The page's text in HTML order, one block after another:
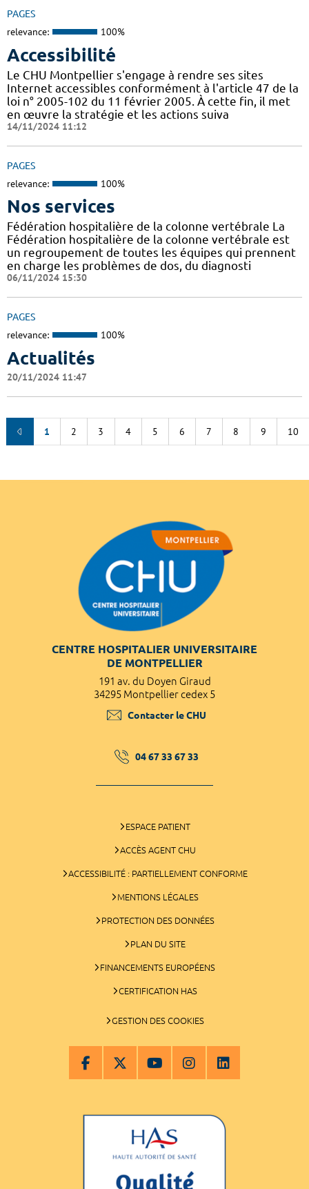
PAGES
relevance: 100%
Accessibilité
Le CHU Montpellier s'engage à rendre ses sites
Internet accessibles conformément à l'article 47 de la
loi n° 2005-102 du 11 février 2005. À cette fin, il met
en œuvre la stratégie et les actions suiva
14/11/2024 11:12
PAGES
relevance: 100%
Nos services
Fédération hospitalière de la colonne vertébrale La
Fédération hospitalière de la colonne vertébrale est
un regroupement de toutes les équipes qui prennent
en charge les problèmes de dos, du diagnosti
06/11/2024 15:30
PAGES
relevance: 100%
Actualités
20/11/2024 11:47
1 2 3 4 5 6 7 8 9 10
CENTRE HOSPITALIER UNIVERSITAIRE
DE MONTPELLIER
191 av. du Doyen Giraud
34295 Montpellier cedex 5
Contacter le CHU
04 67 33 67 33
ESPACE PATIENT
ACCÈS AGENT CHU
ACCESSIBILITÉ : PARTIELLEMENT CONFORME
MENTIONS LÉGALES
PROTECTION DES DONNÉES
PLAN DU SITE
FINANCEMENTS EUROPÉENS
CERTIFICATION HAS
GESTION DES COOKIES